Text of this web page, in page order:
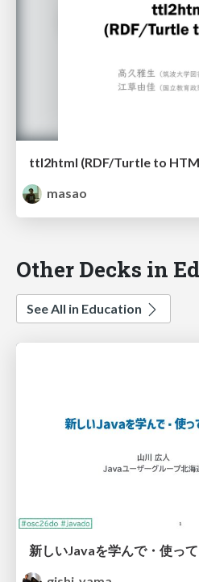
ttl2html (RDF/Turtle to
masao
Other Decks in
See All in Education
新しいJavaを学んで・使っ